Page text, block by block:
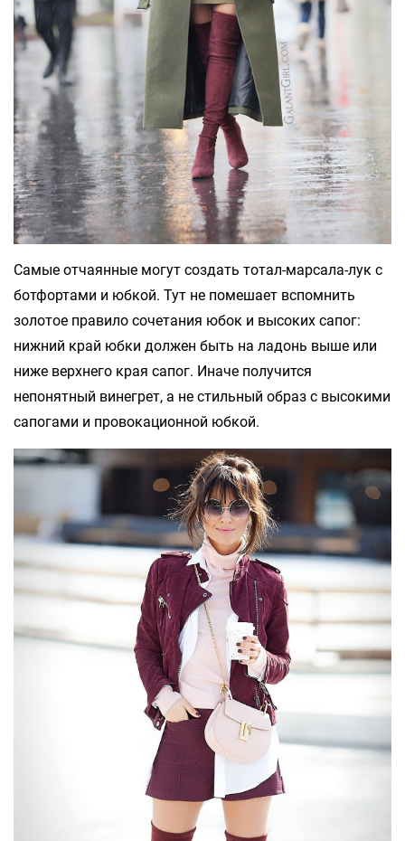
Самые отчаянные могут создать тотал-марсала-лук с
ботфортами и юбкой. Тут не помешает вспомнить
золотое правило сочетания юбок и высоких сапог:
нижний край юбки должен быть на ладонь выше или
ниже верхнего края сапог. Иначе получится
непонятный винегрет, а не стильный образ с высокими
сапогами и провокационной юбкой.